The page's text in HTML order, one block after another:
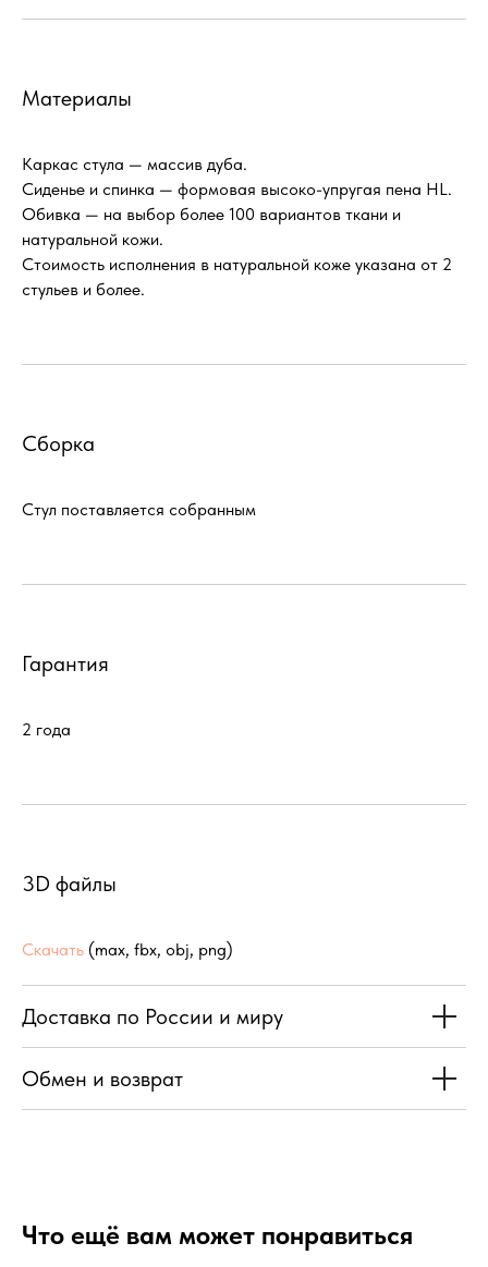
Материалы
Каркас стула — массив дуба.
Сиденье и спинка — формовая высоко-упругая пена HL.
Обивка — на выбор более 100 вариантов ткани и
натуральной кожи.
Стоимость исполнения в натуральной коже указана от 2
стульев и более.
Сборка
Стул поставляется собранным
Гарантия
2 года
3D файлы
Скачать (max, fbx, obj, png)
Доставка по России и миру
Обмен и возврат
Что ещё вам может понравиться